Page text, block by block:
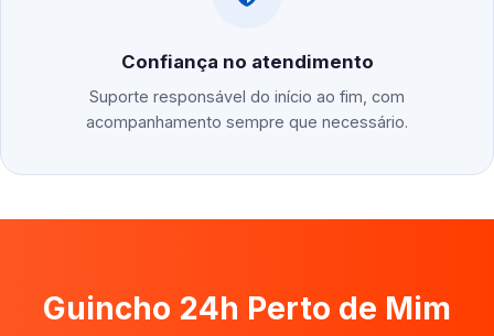
Confiança no atendimento
Suporte responsável do início ao fim, com
acompanhamento sempre que necessário.
Guincho 24h Perto de Mim